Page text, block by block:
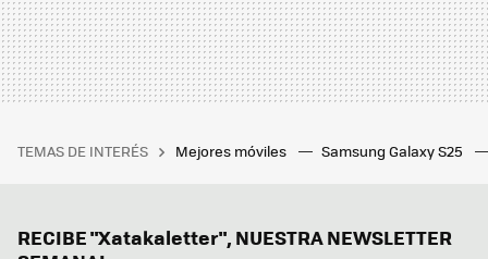
TEMAS DE INTERÉS Mejores móviles Samsung Galaxy S25
RECIBE "Xatakaletter", NUESTRA NEWSLETTER